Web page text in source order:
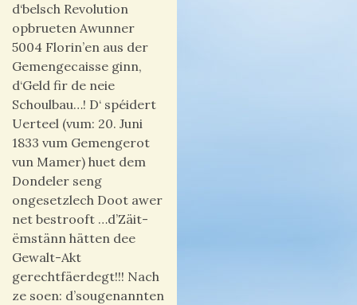
d‘belsch Revolution
opbrueten Awunner
5004 Florin’en aus der
Gemengecaisse ginn,
d‘Geld fir de neie
Schoulbau…! D‘ spéidert
Uerteel (vum: 20. Juni
1833 vum Gemengerot
vun Mamer) huet dem
Dondeler seng
ongesetzlech Doot awer
net bestrooft …d’Zäit-
ëmstänn hätten dee
Gewalt-Akt
gerechtfäerdegt!!! Nach
ze soen: d’sougenannten